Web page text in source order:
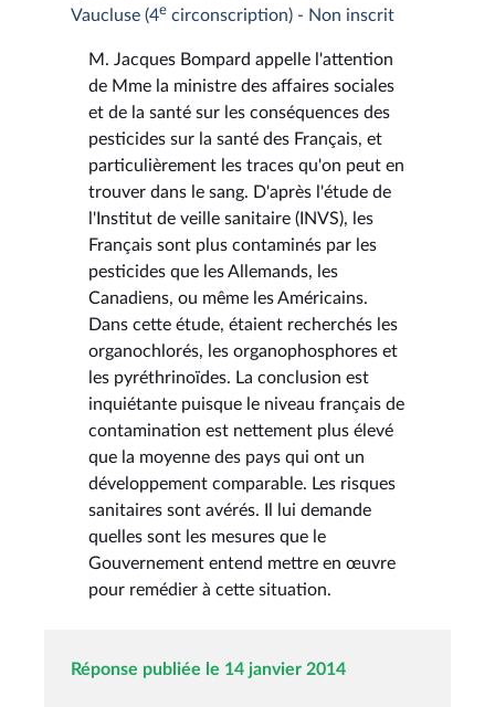
Vaucluse (4e circonscription) - Non inscrit
M. Jacques Bompard appelle l'attention
de Mme la ministre des affaires sociales
et de la santé sur les conséquences des
pesticides sur la santé des Français, et
particulièrement les traces qu'on peut en
trouver dans le sang. D'après l'étude de
l'Institut de veille sanitaire (INVS), les
Français sont plus contaminés par les
pesticides que les Allemands, les
Canadiens, ou même les Américains.
Dans cette étude, étaient recherchés les
organochlorés, les organophosphores et
les pyréthrinoïdes. La conclusion est
inquiétante puisque le niveau français de
contamination est nettement plus élevé
que la moyenne des pays qui ont un
développement comparable. Les risques
sanitaires sont avérés. Il lui demande
quelles sont les mesures que le
Gouvernement entend mettre en œuvre
pour remédier à cette situation.
Réponse publiée le 14 janvier 2014